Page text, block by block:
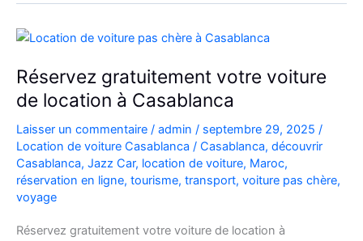
Kilométrage
Illimité
Réservez gratuitement votre voiture
de location à Casablanca
Laisser un commentaire / admin / septembre 29, 2025 /
Location de voiture Casablanca / Casablanca, découvrir
Casablanca, Jazz Car, location de voiture, Maroc,
réservation en ligne, tourisme, transport, voiture pas chère,
voyage
Réservez gratuitement votre voiture de location à